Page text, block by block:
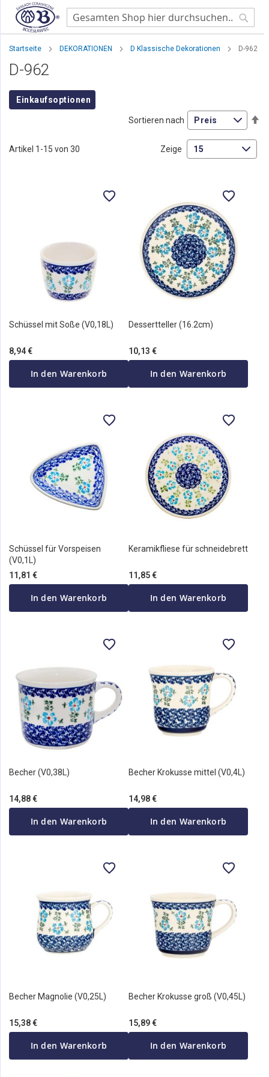
Startseite DEKORATIONEN D Klassische Dekorationen D-962
D-962
Einkaufsoptionen
Artikel 1 -15 von 30
Sortieren nach
Zeige
Schüssel mit Soße (V0,18L)
8,94 €
In den Warenkorb
Dessertteller (16.2cm)
10,13 €
In den Warenkorb
Schüssel für Vorspeisen
(V0,1L)
11,81 €
In den Warenkorb
Keramikfliese für schneidebrett
11,85 €
In den Warenkorb
Becher (V0,38L)
14,88 €
In den Warenkorb
Becher Krokusse mittel (V0,4L)
14,98 €
In den Warenkorb
Becher Magnolie (V0,25L)
15,38 €
In den Warenkorb
Becher Krokusse groß (V0,45L)
15,89 €
In den Warenkorb